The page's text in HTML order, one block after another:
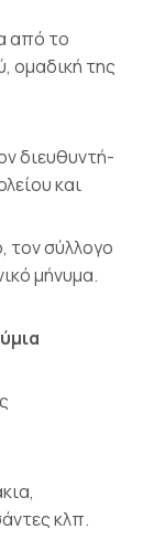
από το
ομαδική της
διευθυντή-
και
τον σύλλογο
μήνυμα.
κλπ.